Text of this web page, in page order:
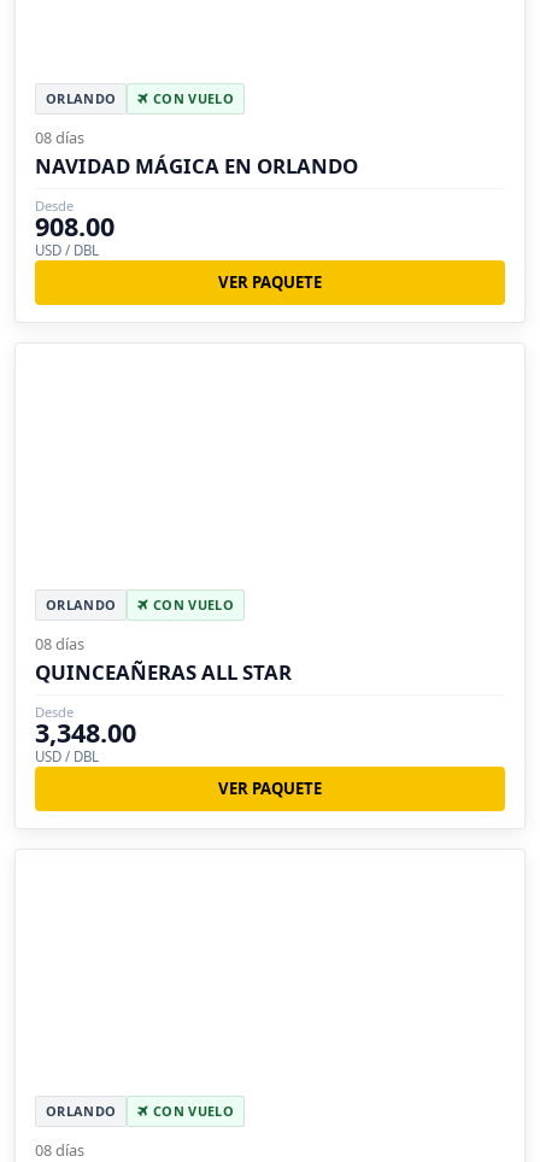
ORLANDO CON VUELO
08 días
NAVIDAD MÁGICA EN ORLANDO
Desde
908.00
USD / DBL
VER PAQUETE
ORLANDO CON VUELO
08 días
QUINCEAÑERAS ALL STAR
Desde
3,348.00
USD / DBL
VER PAQUETE
ORLANDO CON VUELO
08 días